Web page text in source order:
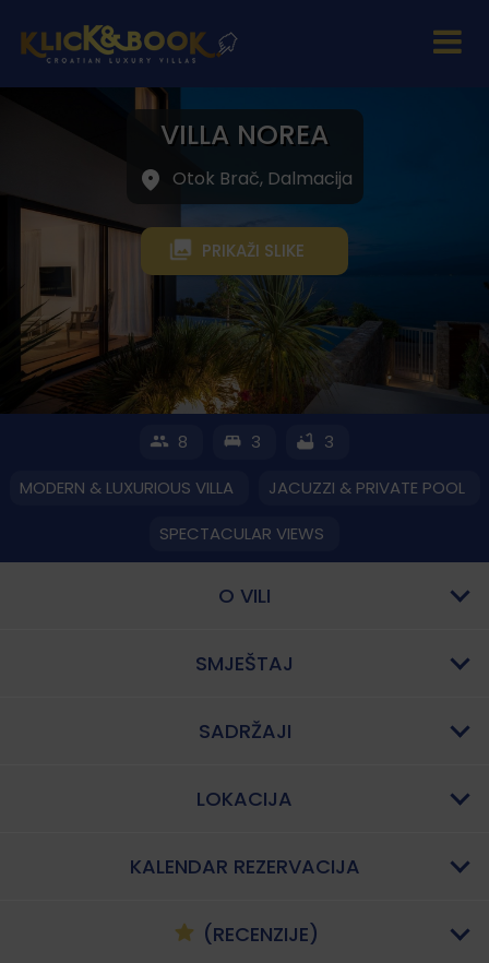
VILLA NOREA
Otok Brač, Dalmacija
PRIKAŽI SLIKE
8 3
3
MODERN & LUXURIOUS VILLA
JACUZZI & PRIVATE POOL
SPECTACULAR VIEWS
O VILI
SMJEŠTAJ
SADRŽAJI
LOKACIJA
KALENDAR REZERVACIJA
(RECENZIJE)